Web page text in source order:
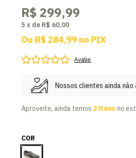
R$ 299,99
5 x de R$ 60,00
Ou R$ 284,99 no PIX
Avalie
Nossos clientes ainda
Aproveite, ainda temos 2 itens no
COR